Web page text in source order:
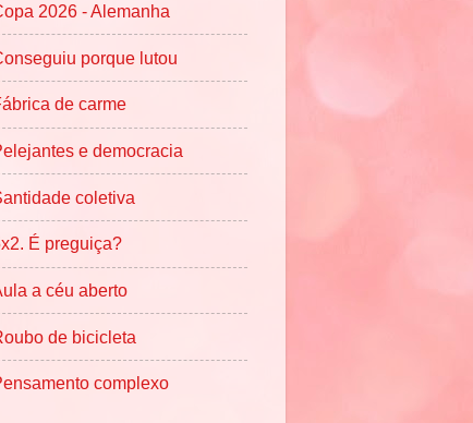
2026 - Alemanha
porque lutou
de carme
e democracia
coletiva
É preguiça?
a céu aberto
de bicicleta
complexo